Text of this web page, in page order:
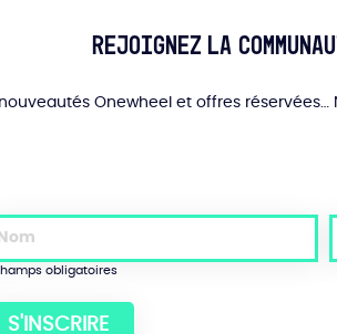
Rejoignez la
Onewheel et offres
obligatoires